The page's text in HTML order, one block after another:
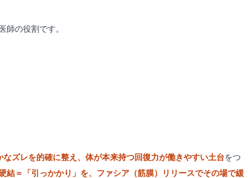
師の役割です。
ズレを的確に整え、体が本来持つ回復力が働きやすい土台をつ
結＝「引っかかり」を、ファシア（筋膜）リリースでその場で緩